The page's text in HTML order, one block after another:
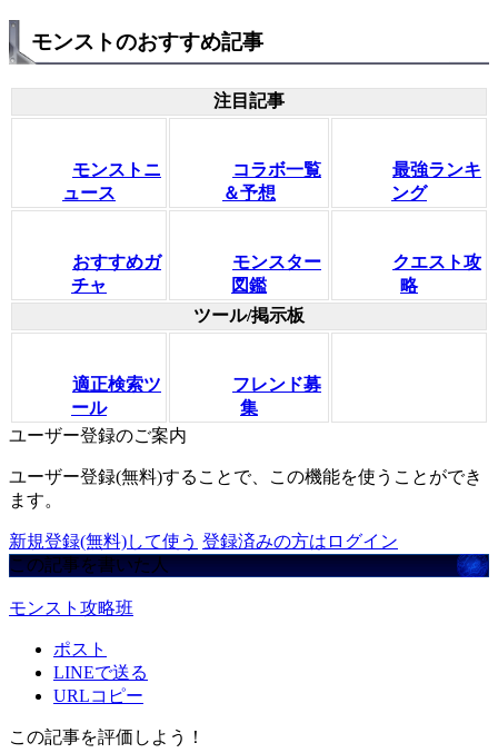
モンストのおすすめ記事
注目記事
モンストニ
ュース
コラボ一覧
＆予想
最強ランキ
ング
おすすめガ
チャ
モンスター
図鑑
クエスト攻
略
ツール/掲示板
適正検索ツ
ール
フレンド募
集
ユーザー登録のご案内
ユーザー登録(無料)することで、この機能を使うことができ
ます。
新規登録(無料)して使う 登録済みの方はログイン
この記事を書いた人
モンスト攻略班
ポスト
LINEで送る
URLコピー
この記事を評価しよう！